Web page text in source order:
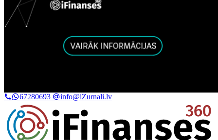
67280693 info@iZurnali.lv